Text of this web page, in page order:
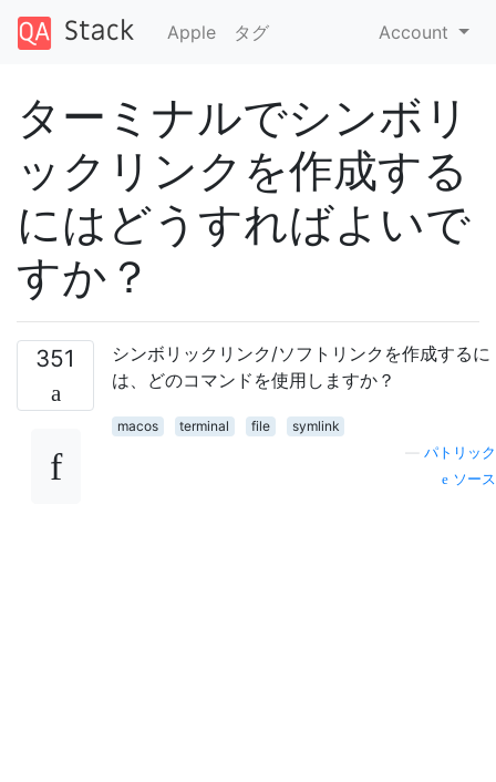
Apple タグ Account
ターミナルでシンボリ
ックリンクを作成する
にはどうすればよいで
すか？
351
シンボリックリンク/ソフトリンクを作成するに
は、どのコマンドを使用しますか？
macos terminal file
symlink
パトリック
ソース